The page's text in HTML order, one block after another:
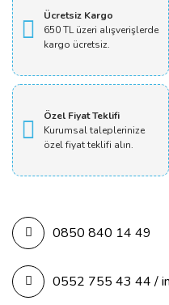
Ücretsiz Kargo
650 TL üzeri alışverişlerde
kargo ücretsiz.
Özel Fiyat Teklifi
Kurumsal taleplerinize
özel fiyat teklifi alın.
0850 840 14 49
0552 755 43 44 /